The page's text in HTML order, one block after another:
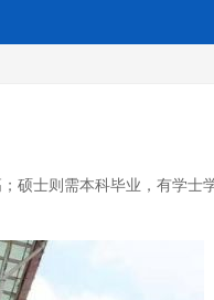
硕士则需本科毕业，有学士